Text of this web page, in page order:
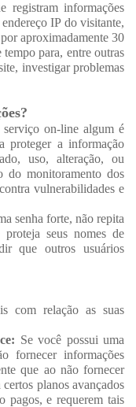
registram informações
IP do visitante,
aproximadamente 30
para, entre outras
investigar problemas
serviço on-line algum é
proteger a informação
uso, alteração, ou
do monitoramento dos
vulnerabilidades e
senha forte, não repita
proteja seus nomes de
que outros usuários
com relação as suas
Se você possui uma
fornecer informações
que ao não fornecer
planos avançados
pagos, e requerem tais